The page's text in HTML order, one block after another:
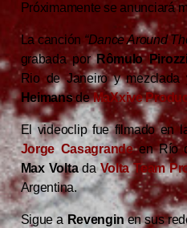
Próximamente se anunciará
La canción “Dance Around
grabada porRômulo
Rio de Janeiro y
Heimans deMaXxive
El videoclip fue filmado en
Jorge Casagrandeen Río
Max VoltadaVolta Team
Argentina.
Sigue a Revenginen sus